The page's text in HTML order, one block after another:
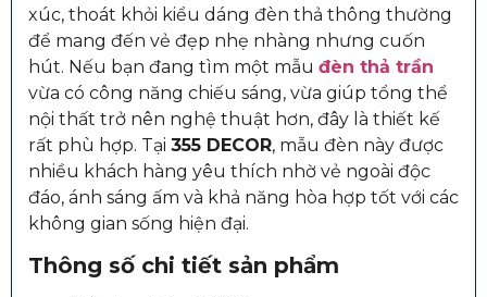
xúc, thoát khỏi kiểu dáng đèn thả thông thường
để mang đến vẻ đẹp nhẹ nhàng nhưng cuốn
hút. Nếu bạn đang tìm một mẫu đèn thả trần
vừa có công năng chiếu sáng, vừa giúp tổng thể
nội thất trở nên nghệ thuật hơn, đây là thiết kế
rất phù hợp. Tại 355 DECOR, mẫu đèn này được
nhiều khách hàng yêu thích nhờ vẻ ngoài độc
đáo, ánh sáng ấm và khả năng hòa hợp tốt với các
không gian sống hiện đại.
Thông số chi tiết sản phẩm